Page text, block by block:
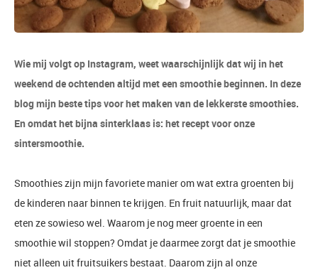
Wie mij volgt op Instagram, weet waarschijnlijk dat wij in het
weekend de ochtenden altijd met een smoothie beginnen. In deze
blog mijn beste tips voor het maken van de lekkerste smoothies.
En omdat het bijna sinterklaas is: het recept voor onze
sintersmoothie.
Smoothies zijn mijn favoriete manier om wat extra groenten bij
de kinderen naar binnen te krijgen. En fruit natuurlijk, maar dat
eten ze sowieso wel. Waarom je nog meer groente in een
smoothie wil stoppen? Omdat je daarmee zorgt dat je smoothie
niet alleen uit fruitsuikers bestaat. Daarom zijn al onze